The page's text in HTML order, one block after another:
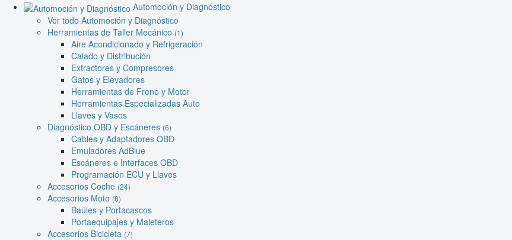
Automoción y Diagnóstico
Ver todo Automoción y Diagnóstico
Herramientas de Taller Mecánico (1)
Aire Acondicionado y Refrigeración
Calado y Distribución
Extractores y Compresores
Gatos y Elevadores
Herramientas de Freno y Motor
Herramientas Especializadas Auto
Llaves y Vasos
Diagnóstico OBD y Escáneres (6)
Cables y Adaptadores OBD
Emuladores AdBlue
Escáneres e Interfaces OBD
Programación ECU y Llaves
Accesorios Coche (24)
Accesorios Moto (8)
Baúles y Portacascos
Portaequipajes y Maleteros
Accesorios Bicicleta (7)